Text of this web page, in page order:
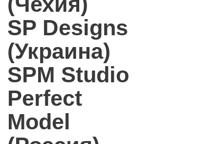
SP Designs
(Украина)
SPM Studio
Perfect
Model